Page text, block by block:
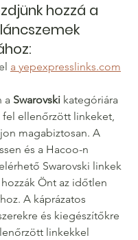
hozzá a
a yepexpresslinks.com
a Swarovski kategóriára
fel ellenőrzött linkeket,
magabiztosan. A
és a Hacoo-n
Swarovski linkek
Önt az időtlen
A káprázatos
és kiegészítőkre
linkekkel